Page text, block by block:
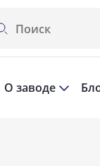
О заводе